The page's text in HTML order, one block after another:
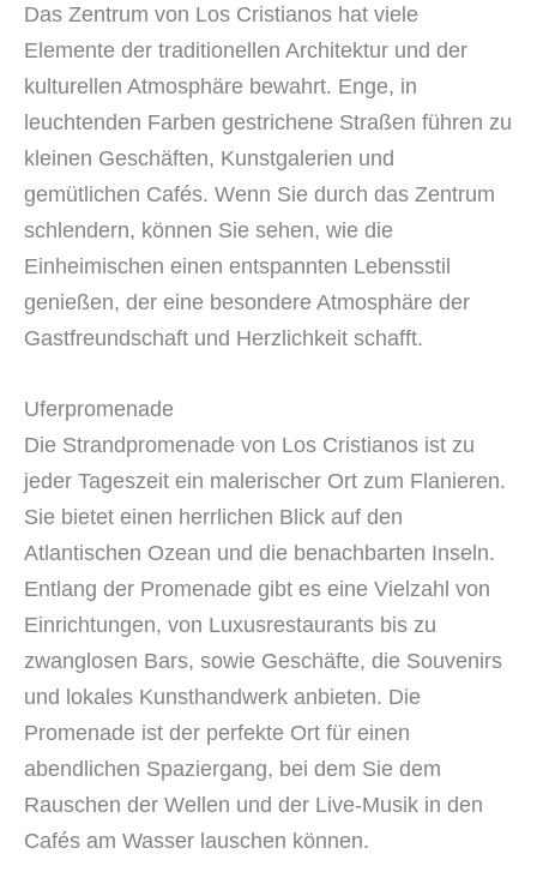
Das Zentrum von Los Cristianos hat viele
Elemente der traditionellen Architektur und der
kulturellen Atmosphäre bewahrt. Enge, in
leuchtenden Farben gestrichene Straßen führen zu
kleinen Geschäften, Kunstgalerien und
gemütlichen Cafés. Wenn Sie durch das Zentrum
schlendern, können Sie sehen, wie die
Einheimischen einen entspannten Lebensstil
genießen, der eine besondere Atmosphäre der
Gastfreundschaft und Herzlichkeit schafft.
Uferpromenade
Die Strandpromenade von Los Cristianos ist zu
jeder Tageszeit ein malerischer Ort zum Flanieren.
Sie bietet einen herrlichen Blick auf den
Atlantischen Ozean und die benachbarten Inseln.
Entlang der Promenade gibt es eine Vielzahl von
Einrichtungen, von Luxusrestaurants bis zu
zwanglosen Bars, sowie Geschäfte, die Souvenirs
und lokales Kunsthandwerk anbieten. Die
Promenade ist der perfekte Ort für einen
abendlichen Spaziergang, bei dem Sie dem
Rauschen der Wellen und der Live-Musik in den
Cafés am Wasser lauschen können.